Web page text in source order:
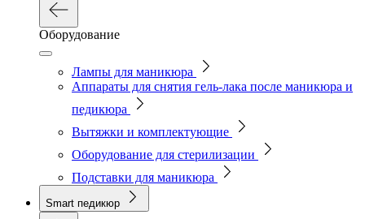
Оборудование
Лампы для маникюра
Аппараты для снятия гель-лака после маникюра и
педикюра
Вытяжки и комплектующие
Оборудование для стерилизации
Подставки для маникюра
Smart педикюр